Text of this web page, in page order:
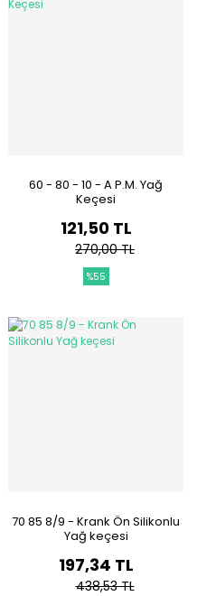
60 - 80 - 10 - A P.M. Yağ
Keçesi
121,50 TL
270,00 TL
%55
70 85 8/9 - Krank Ön Silikonlu
Yağ keçesi
197,34 TL
438,53 TL